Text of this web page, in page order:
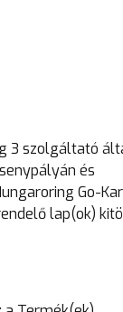
3 szolgáltató
és
Go-
lap(ok)